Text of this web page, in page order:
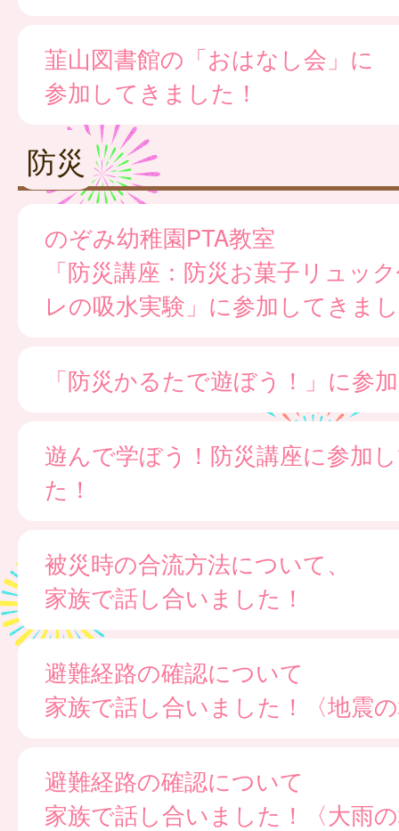
韮山図書館の「おはなし会」に
参加してきました！
防災
のぞみ幼稚園PTA教室
「防災講座：防災お菓子リュッ
レの吸水実験」に参加してきま
「防災かるたで遊ぼう！」に参
遊んで学ぼう！防災講座に参加
た！
被災時の合流方法について、
家族で話し合いました！
避難経路の確認について
家族で話し合いました！〈地震
避難経路の確認について
家族で話し合いました！〈大雨